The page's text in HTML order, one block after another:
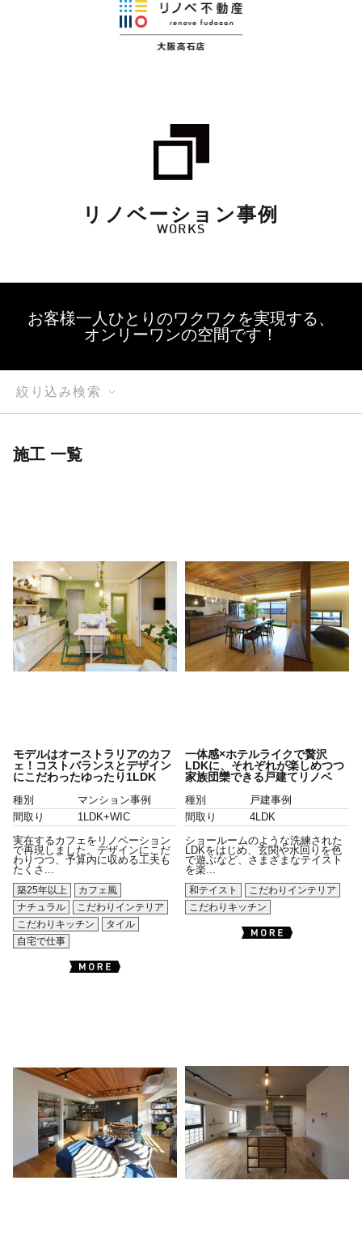
リノベーション事例
WORKS
お客様一人ひとりのワクワクを実現する、
オンリーワンの空間です！
絞り込み検索
施工 一覧
モデルはオーストラリアのカフ
ェ！コストバランスとデザイン
にこだわったゆったり1LDK
種別
マンション事例
間取り
1LDK+WIC
実在するカフェをリノベーション
で再現しました。デザインにこだ
わりつつ、予算内に収める工夫も
たくさ...
築25年以上
カフェ風
ナチュラル
こだわりインテリア
こだわりキッチン
タイル
自宅で仕事
一体感×ホテルライクで贅沢
LDKに、それぞれが楽しめつつ
家族団欒できる戸建てリノベ
種別
戸建事例
間取り
4LDK
ショールームのような洗練された
LDKをはじめ、玄関や水回りを色
で遊ぶなど、さまざまなテイスト
を楽...
和テイスト
こだわりインテリア
こだわりキッチン